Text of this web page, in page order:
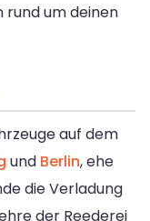
rund um deinen
auf dem
und Berlin, ehe
die Verladung
der Reederei